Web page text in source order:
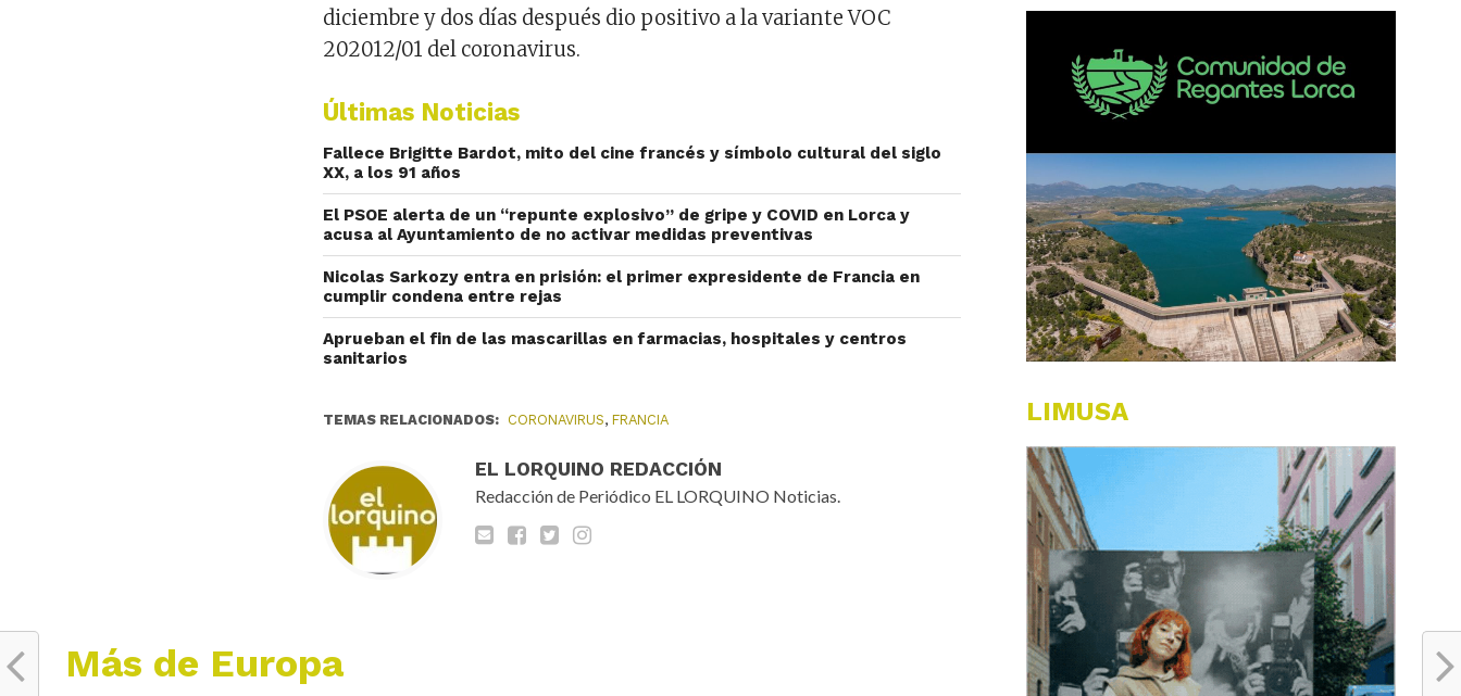
diciembre y dos días después dio positivo a la variante VOC
202012/01 del coronavirus.
Últimas Noticias
Fallece Brigitte Bardot, mito del cine francés y símbolo cultural del siglo
XX, a los 91 años
El PSOE alerta de un “repunte explosivo” de gripe y COVID en Lorca y
acusa al Ayuntamiento de no activar medidas preventivas
Nicolas Sarkozy entra en prisión: el primer expresidente de Francia en
cumplir condena entre rejas
Aprueban el fin de las mascarillas en farmacias, hospitales y centros
sanitarios
TEMAS RELACIONADOS: CORONAVIRUS,FRANCIA
EL LORQUINO REDACCIÓN
Redacción de Periódico EL LORQUINO Noticias.
Más de Europa
LIMUSA